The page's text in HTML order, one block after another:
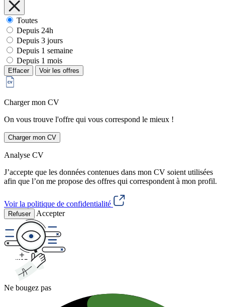
Toutes
Depuis 24h
Depuis 3 jours
Depuis 1 semaine
Depuis 1 mois
Effacer Voir les offres
Charger mon CV
On vous trouve l'offre qui vous correspond le mieux !
Charger mon CV
Analyse CV
J’accepte que les données contenues dans mon CV soient utilisées
afin que l’on me propose des offres qui correspondent à mon profil.
Voir la politique de confidentialité
Refuser Accepter
Ne bougez pas